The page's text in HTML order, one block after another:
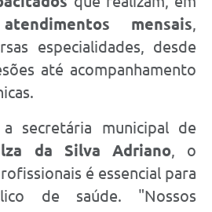
mensais
especialidades, desde
até acompanhamento
secretária municipal de
da Silva Adriano, o
é essencial para
de saúde. "Nossos